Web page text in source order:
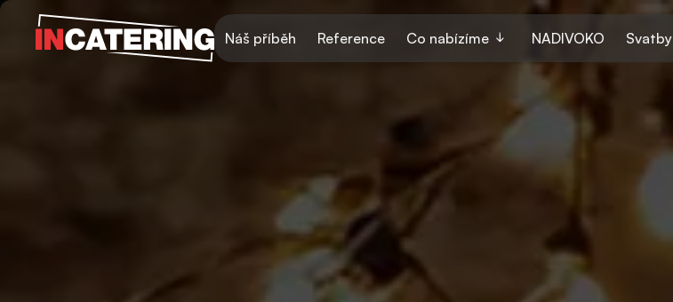
Náš příběh Reference Co nabízíme NADIVOKO Svatby